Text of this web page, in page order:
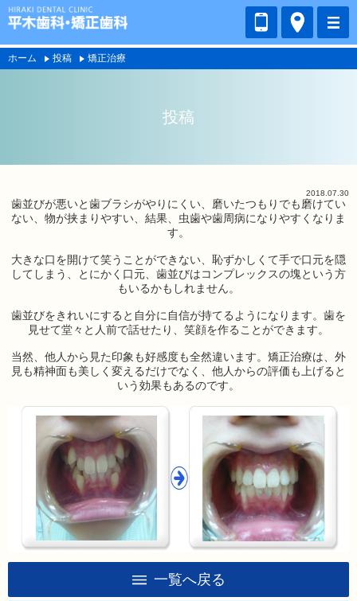
ホーム 投稿 矯正治療
投稿
2018.07.30
歯並びが悪いと歯ブラシがやりにくい、磨いたつもりでも磨けてい
ない、物が挟まりやすい、結果、虫歯や歯周病になりやすくなりま
す。
大きな口を開けて笑うことができない、恥ずかしくて手で口元を隠
してしまう、とにかく口元、歯並びはコンプレックスの塊という方
もいるかもしれません。
歯並びをきれいにすると自分に自信が持てるようになります。歯を
見せて堂々と人前で話せたり、笑顔を作ることができます。
当然、他人から見た印象も好感度も全然違います。矯正治療は、外
見も精神面も美しく変えるだけでなく、他人からの評価も上げると
いう効果もあるのです。
一覧へ戻る